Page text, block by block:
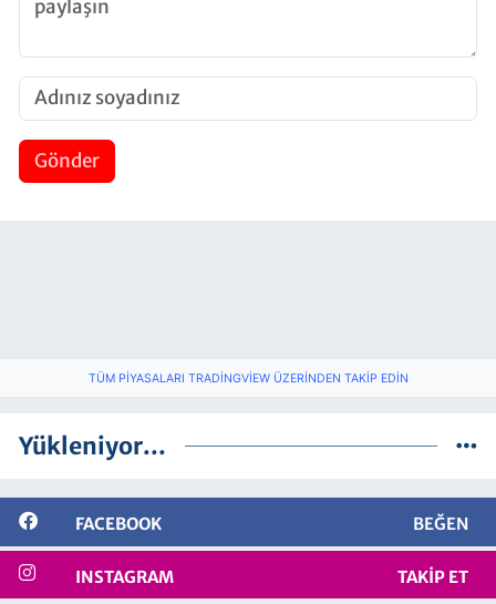
Gönder
TÜM PIYASALARI TRADINGVIEW ÜZERINDEN TAKIP EDIN
Yükleniyor...
FACEBOOK BEĞEN
INSTAGRAM TAKIP ET